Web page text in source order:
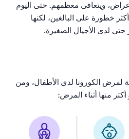
ويتعافى معظمهم. حتى اليوم
خطورة على البالغين، لكنها
لدى الأجيال الصغيرة.
لمرض الكورونا لدى الأطفال، ومن
منها أثناء المرض: